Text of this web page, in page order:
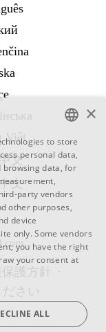
Việt
文
文
護方針
さい
ENGLISH
SWEDISH
SPANISH
ARABIC
BULGARIAN
CZECH
DANISH
×
to store
personal data,
browsing data, for
party vendors
other purposes,
device
only. Some vendors
you have the right
your consent at
ALL